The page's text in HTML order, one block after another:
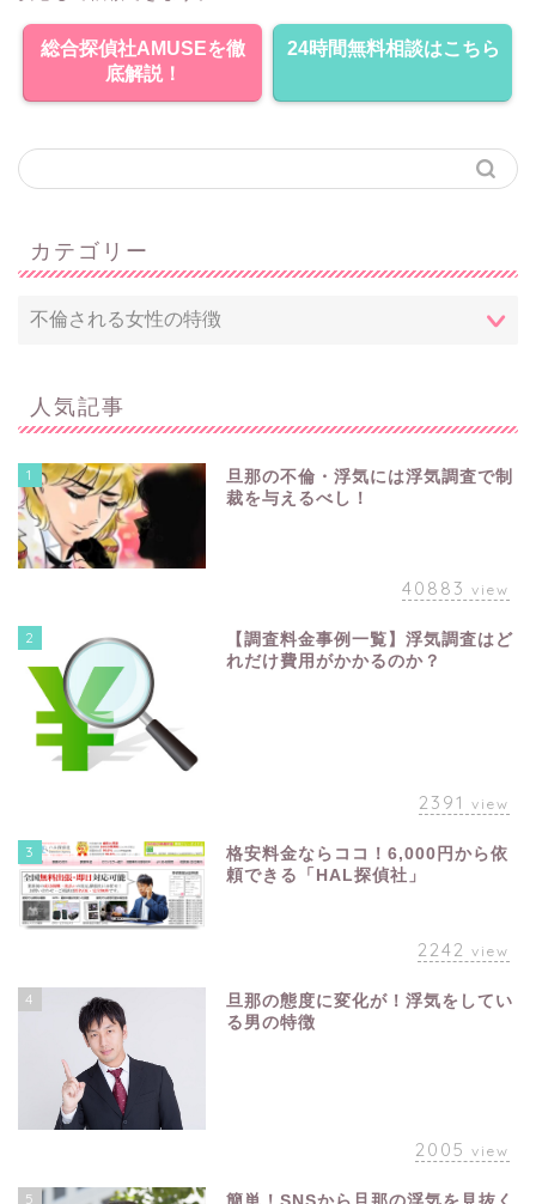
総合探偵社AMUSEを徹
底解説！
24時間無料相談はこちら
カテゴリー
人気記事
1
旦那の不倫・浮気には浮気調査で制
裁を与えるべし！
40883 view
2
【調査料金事例一覧】浮気調査はど
れだけ費用がかかるのか？
2391 view
3
格安料金ならココ！6,000円から依
頼できる「HAL探偵社」
2242 view
4
旦那の態度に変化が！浮気をしてい
る男の特徴
2005 view
5